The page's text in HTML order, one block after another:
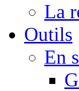
La
Outils
En